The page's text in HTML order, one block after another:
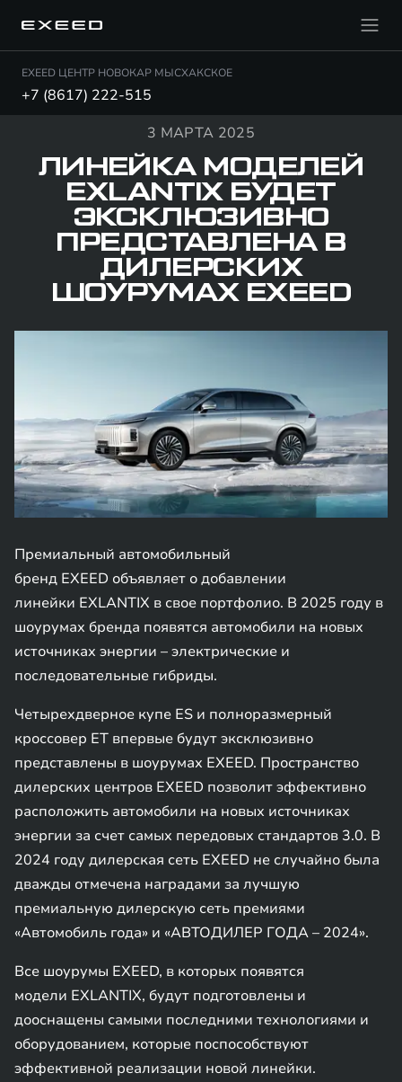
EXEED ЦЕНТР НОВОКАР МЫСХАКСКОЕ
+7 (8617) 222-515
3 МАРТА 2025
ЛИНЕЙКА МОДЕЛЕЙ
EXLANTIX БУДЕТ
ЭКСКЛЮЗИВНО
ПРЕДСТАВЛЕНА В
ДИЛЕРСКИХ
ШОУРУМАХ EXEED
Премиальный автомобильный
бренд EXEED объявляет о добавлении
линейки EXLANTIX в свое портфолио. В 2025 году в
шоурумах бренда появятся автомобили на новых
источниках энергии – электрические и
последовательные гибриды.
Четырехдверное купе ES и полноразмерный
кроссовер ET впервые будут эксклюзивно
представлены в шоурумах EXEED. Пространство
дилерских центров EXEED позволит эффективно
расположить автомобили на новых источниках
энергии за счет самых передовых стандартов 3.0. В
2024 году дилерская сеть EXEED не случайно была
дважды отмечена наградами за лучшую
премиальную дилерскую сеть премиями
«Автомобиль года» и «АВТОДИЛЕР ГОДА – 2024».
Все шоурумы EXEED, в которых появятся
модели EXLANTIX, будут подготовлены и
дооснащены самыми последними технологиями и
оборудованием, которые поспособствуют
эффективной реализации новой линейки.